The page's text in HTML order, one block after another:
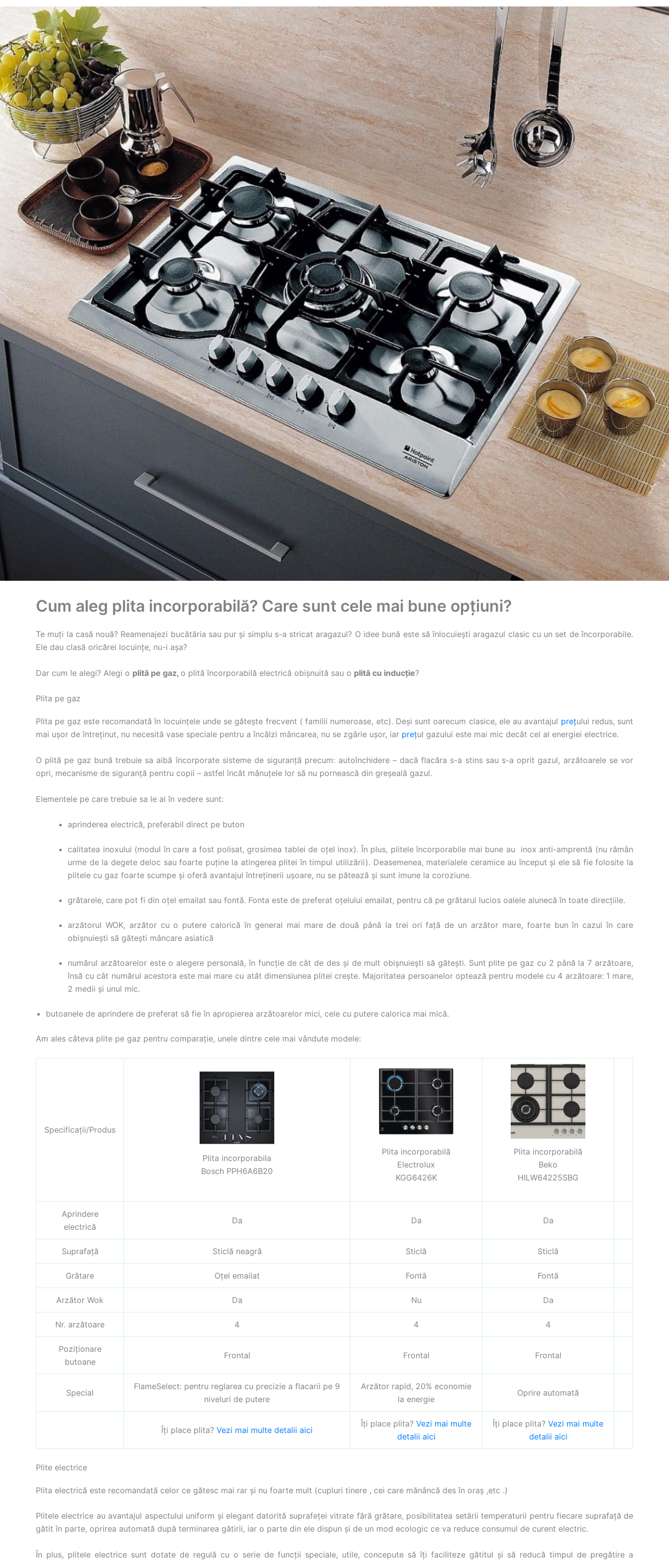
Cum aleg plita incorporabilă? Care sunt cele mai bune opțiuni?
Te muți la casă nouă? Reamenajezi bucătăria sau pur și simplu s-a stricat aragazul? O idee bună este să înlocuiești aragazul clasic cu un set de încorporabile.
Ele dau clasă oricărei locuințe, nu-i așa?
Dar cum le alegi? Alegi o plită pe gaz, o plită încorporabilă electrică obișnuită sau o plită cu inducție?
Plita pe gaz
Plita pe gaz este recomandată în locuințele unde se gătește frecvent ( familii numeroase, etc). Deși sunt oarecum clasice, ele au avantajul prețului redus, sunt
mai ușor de întreținut, nu necesită vase speciale pentru a încălzi mâncarea, nu se zgârie ușor, iar prețul gazului este mai mic decât cel al energiei electrice.
O plită pe gaz bună trebuie sa aibă încorporate sisteme de siguranță precum: autoînchidere – dacă flacăra s-a stins sau s-a oprit gazul, arzătoarele se vor
opri, mecanisme de siguranță pentru copii – astfel încât mânuțele lor să nu pornească din greșeală gazul.
Elementele pe care trebuie sa le ai în vedere sunt:
aprinderea electrică, preferabil direct pe buton
calitatea inoxului (modul în care a fost polisat, grosimea tablei de oțel inox). În plus, plitele încorporabile mai bune au inox anti-amprentă (nu rămân
urme de la degete deloc sau foarte puține la atingerea plitei în timpul utilizării). Deasemenea, materialele ceramice au început și ele să fie folosite la
plitele cu gaz foarte scumpe și oferă avantajul întreținerii ușoare, nu se pătează și sunt imune la coroziune.
grătarele, care pot fi din oțel emailat sau fontă. Fonta este de preferat oțelului emailat, pentru că pe grătarul lucios oalele alunecă în toate direcțiile.
arzătorul WOK, arzător cu o putere calorică în general mai mare de două până la trei ori față de un arzător mare, foarte bun în cazul în care
obișnuiești să gătești mâncare asiatică
numărul arzătoarelor este o alegere personală, în funcție de cât de des și de mult obișnuiești să gătești. Sunt plite pe gaz cu 2 până la 7 arzătoare,
însă cu cât numărul acestora este mai mare cu atât dimensiunea plitei crește. Majoritatea persoanelor optează pentru modele cu 4 arzătoare: 1 mare,
2 medii și unul mic.
butoanele de aprindere de preferat să fie în apropierea arzătoarelor mici, cele cu putere calorica mai mică.
Am ales câteva plite pe gaz pentru comparație, unele dintre cele mai vândute modele:
Specificații/Produs
Plita incorporabila
Bosch PPH6A6B20
Plita incorporabilă
Electrolux
KGG6426K
Plita incorporabilă
Beko
HILW64225SBG
Aprindere
electrică
Da Da Da
Suprafață Sticlă neagră Sticlă Sticlă
Grătare Oțel emailat Fontă Fontă
Arzător Wok Da Nu Da
Nr. arzătoare 4 4 4
Poziționare
butoane
Frontal Frontal Frontal
Special
FlameSelect: pentru reglarea cu precizie a flacarii pe 9
niveluri de putere
Arzător rapid, 20% economie
la energie
Oprire automată
Îți place plita? Vezi mai multe detalii aici
Îți place plita? Vezi mai multe
detalii aici
Îți place plita? Vezi mai multe
detalii aici
Plite electrice
Plita electrică este recomandată celor ce gătesc mai rar și nu foarte mult (cupluri tinere , cei care mănâncă des în oraș ,etc .)
Plitele electrice au avantajul aspectului uniform și elegant datorită suprafeței vitrate fără grătare, posibilitatea setării temperaturii pentru fiecare suprafață de
gătit în parte, oprirea automată după terminarea gătirii, iar o parte din ele dispun și de un mod ecologic ce va reduce consumul de curent electric.
În plus, plitele electrice sunt dotate de regulă cu o serie de funcții speciale, utile, concepute să îți faciliteze gătitul și să reducă timpul de pregătire a